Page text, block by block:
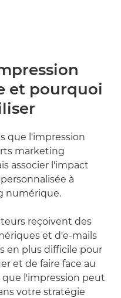
et pourquoi
que l'impression
marketing
associer l'impact
à
numérique.
reçoivent des
et d'e-mails
en plus difficile pour
et de faire face au
que l'impression peut
votre stratégie